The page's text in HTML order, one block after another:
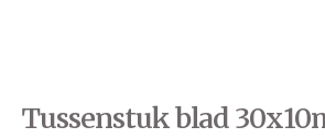
Tussenstuk blad